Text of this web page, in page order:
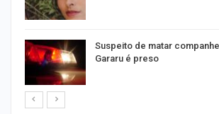
Suspeito de matar
Gararu é preso